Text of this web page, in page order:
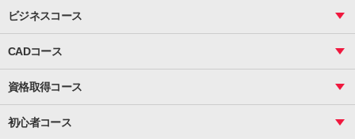
ビジネスコース
関数
ピボットテーブル
マクロ
CADコース
図面作成（基礎）
図面作成（応用）
資格取得コース
VBAエキスパート
初心者コース